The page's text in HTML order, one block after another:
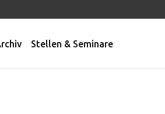
Stellen & Seminare